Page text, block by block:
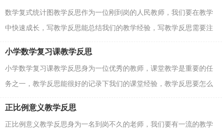
数学复式统计图教学反思作为一位刚到岗的人民教师，我们要在教学
中快速成长，写教学反思能总结我们的教学经验，写教学反思需要注
小学数学复习课教学反思
小学数学复习课教学反思身为一位优秀的教师，课堂教学是重要的任
务之一，教学反思能很好的记录下我们的课堂经验，教学反思要怎么
正比例意义教学反思
正比例意义教学反思身为一名到岗不久的老师，我们要有一流的教学